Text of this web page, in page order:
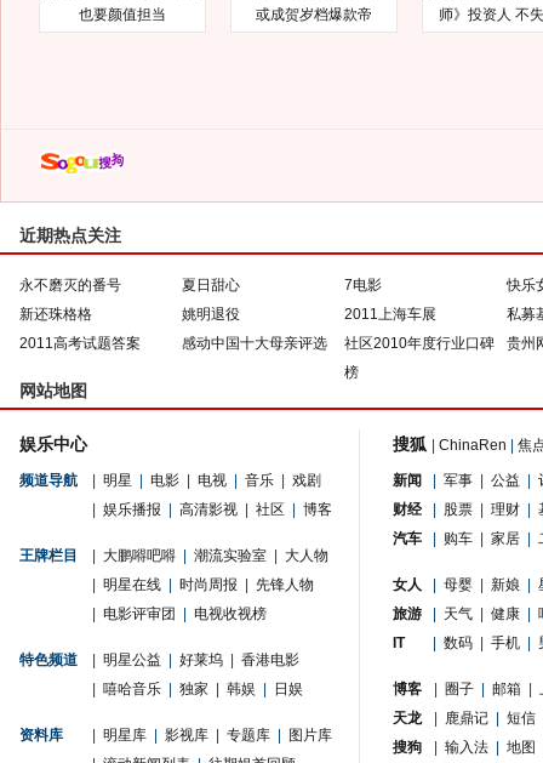
也要颜值担当
或成贺岁档爆款帝
师》投资人 不
近期热点关注
永不磨灭的番号 夏日甜心 7电影
快乐
新还珠格格
姚明退役 2011上海车展
私募
2011高考试题答案
感动中国十大母亲评选
社区2010年度行业口碑
榜
贵州
网站地图
娱乐中心
频道导航 明星 电影 电视 音乐
戏剧
娱乐播报 高清影视 社区 博客
王牌栏目 大鹏嘚吧嘚 潮流实验室
大人物
明星在线 时尚周报
先锋人物
电影评审团 电视收视榜
特色频道 明星公益 好莱坞
香港电影
嘻哈音乐 独家 韩娱 日娱
资料库 明星库 影视库 专题库
图片库
搜狐 ChinaRen 焦
新闻 军事 公益
财经
股票 理财
汽车
购车 家居
女人 母婴 新娘
旅游
天气 健康
IT
数码 手机
博客 圈子 邮箱
天龙
鹿鼎记
短信
搜狗
输入法 地图